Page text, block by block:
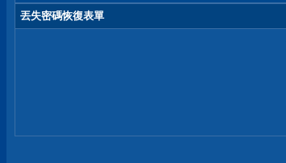
丟失密碼恢復表單